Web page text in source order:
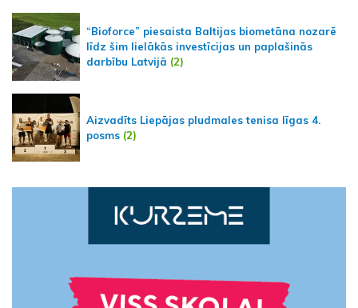
“Bioforce” piesaista Baltijas biometāna nozarē
līdz šim lielākās investīcijas un paplašinās
darbību Latvijā (2)
Aizvadīts Liepājas pludmales tenisa līgas 4.
posms (2)